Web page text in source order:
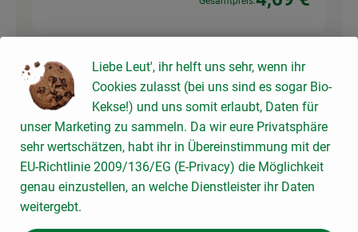
Du hast sicher:
1 Stk
Zwiebel
Zwiebeln, gelb
4,15 € / kg
Liebe Leut', ihr helft uns sehr, wenn ihr
Cookies zulasst (bei uns sind es sogar Bio-
Kekse!) und uns somit erlaubt, Daten für
unser Marketing zu sammeln. Da wir eure Privatsphäre
sehr wertschätzen, habt ihr in Übereinstimmung mit der
EU-Richtlinie 2009/136/EG (E-Privacy) die Möglichkeit
genau einzustellen, an welche Dienstleister ihr Daten
weitergebt.